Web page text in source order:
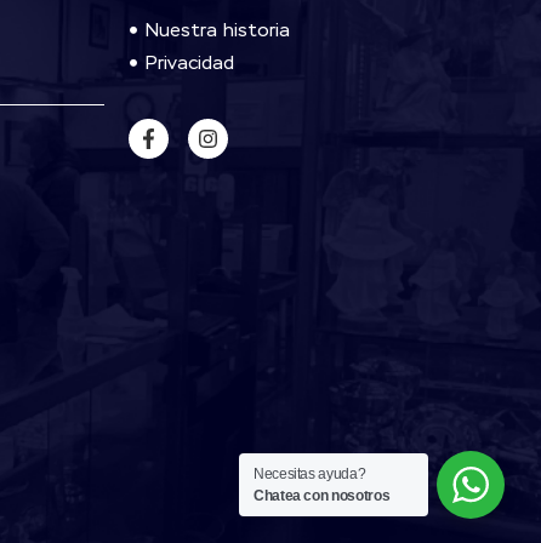
Nuestra historia
Privacidad
Necesitas ayuda?
Chatea con nosotros